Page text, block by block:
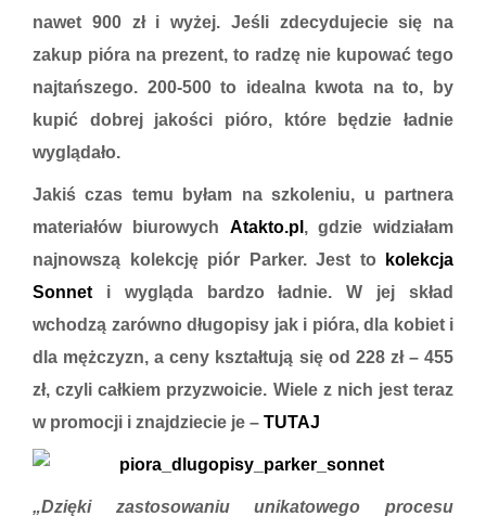
nawet 900 zł i wyżej. Jeśli zdecydujecie się na
zakup pióra na prezent, to radzę nie kupować tego
najtańszego. 200-500 to idealna kwota na to, by
kupić dobrej jakości pióro, które będzie ładnie
wyglądało.
Jakiś czas temu byłam na szkoleniu, u partnera
materiałów biurowych Atakto.pl ,gdzie widziałam
najnowszą kolekcję piór Parker. Jest to
kolekcja
Sonnet i wygląda bardzo ładnie. W jej skład
wchodzą zarówno długopisy jak i pióra, dla kobiet i
dla mężczyzn, a ceny kształtują się od 228 zł – 455
zł, czyli całkiem przyzwoicie. Wiele z nich jest teraz
w promocji i znajdziecie je – TUTAJ
„Dzięki zastosowaniu unikatowego procesu